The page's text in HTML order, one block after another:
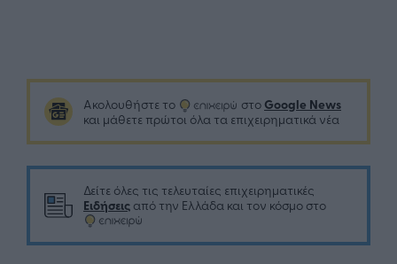
Ακολουθήστε το στο Google News
και μάθετε πρώτοι όλα τα επιχειρηματικά νέα
Δείτε όλες τις τελευταίες επιχειρηματικές
Ειδήσεις από την Ελλάδα και τον κόσμο στο